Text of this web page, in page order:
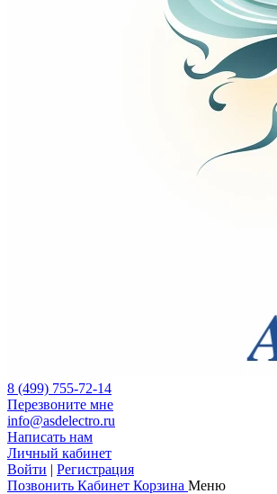
8 (499) 755-72-14
Перезвоните мне
info@asdelectro.ru
Написать нам
Личный кабинет
Войти | Регистрация
Позвонить Кабинет Корзина Меню